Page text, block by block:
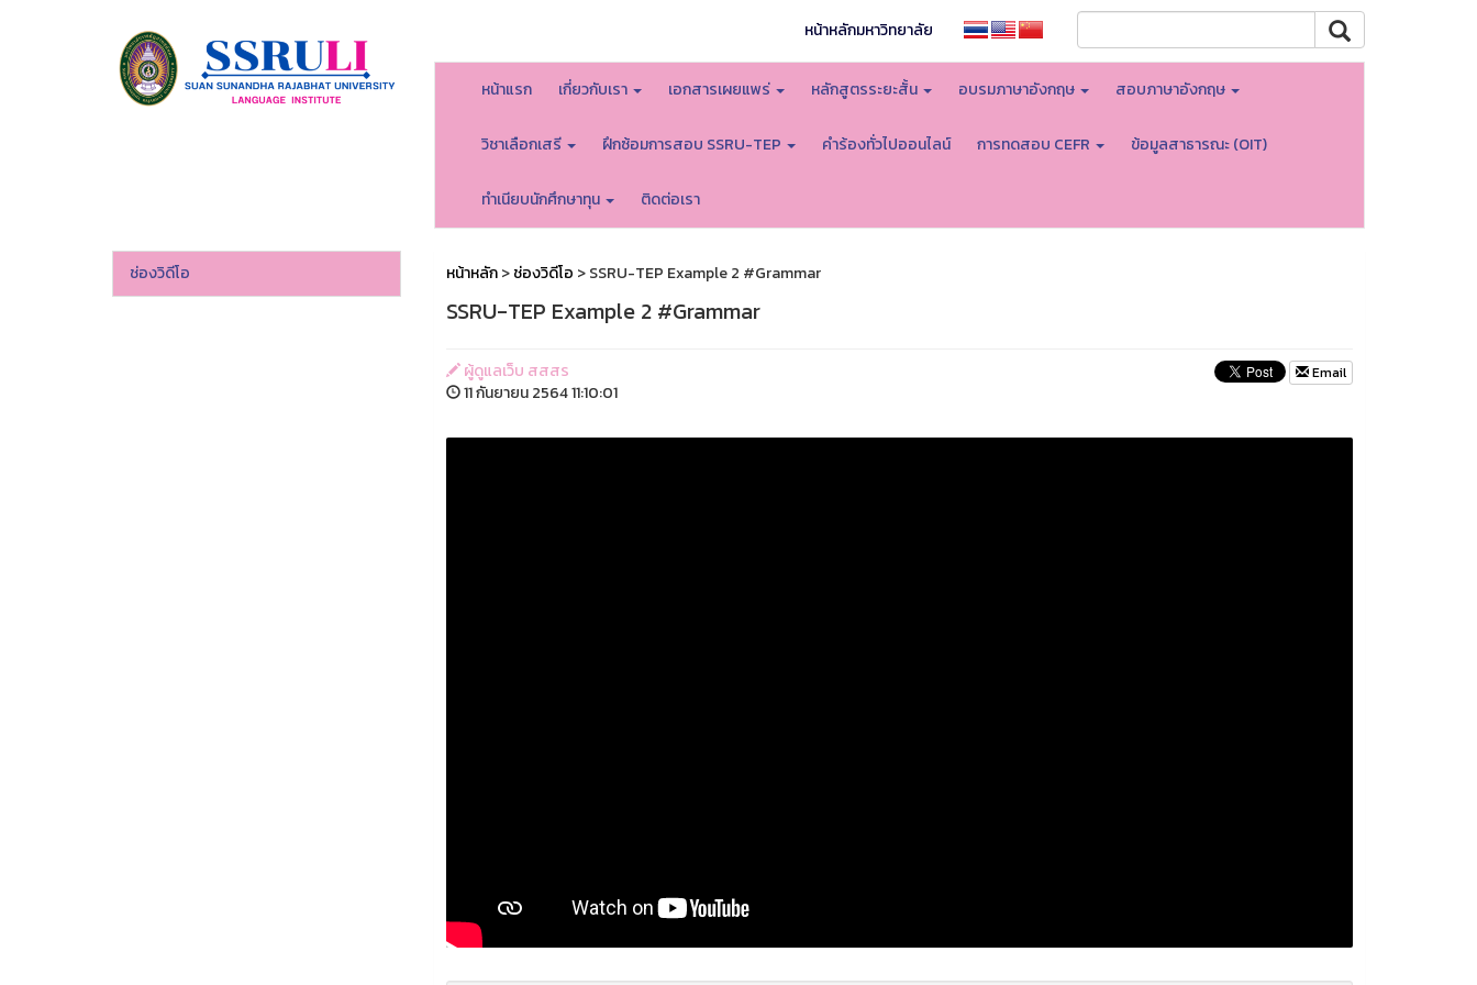
หน้าหลักมหาวิทยาลัย
หน้าแรก เกี่ยวกับเรา เอกสารเผยแพร่ หลักสูตรระยะสั้น อบรมภาษาอังกฤษ สอบภาษาอังกฤษ
วิชาเลือกเสรี ฝึกซ้อมการสอบ SSRU-TEP คำร้องทั่วไปออนไลน์ การทดสอบ CEFR ข้อมูลสาธารณะ (OIT)
ทำเนียบนักศึกษาทุน ติดต่อเรา
ช่องวิดีโอ หน้าหลัก>ช่องวิดีโอ > SSRU-TEP Example 2 #Grammar
SSRU-TEP Example 2 #Grammar
ผู้ดูแลเว็บ สสสร
11 กันยายน 2564 11:10:01
Email